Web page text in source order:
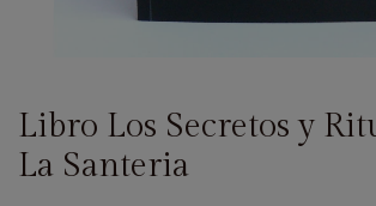
Libro Los Secretos y
La Santeria